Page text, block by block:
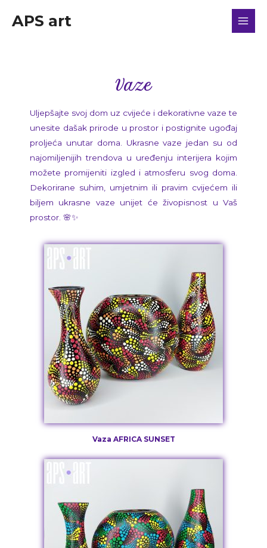
APS art
Vaze
Uljepšajte svoj dom uz cvijeće i dekorativne vaze te
unesite dašak prirode u prostor i postignite ugođaj
proljeća unutar doma. Ukrasne vaze jedan su od
najomiljenijih trendova u uređenju interijera kojim
možete promijeniti izgled i atmosferu svog doma.
Dekorirane suhim, umjetnim ili pravim cvijećem ili
biljem ukrasne vaze unijet će živopisnost u Vaš
prostor. 🌸✨
Vaza AFRICA SUNSET